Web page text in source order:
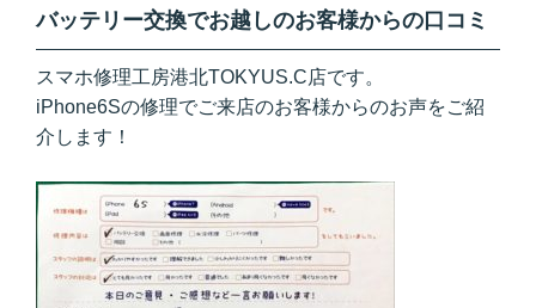
バッテリー交換でお越しのお客様からの口コミ
スマホ修理工房港北TOKYUS.C店です。
iPhone6Sの修理でご来店のお客様からのお声をご紹
介します！